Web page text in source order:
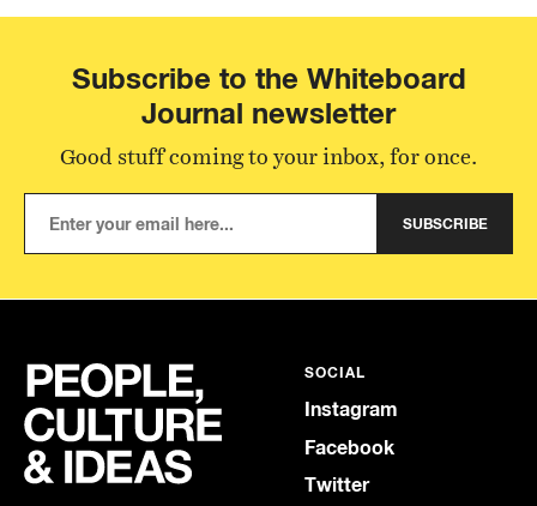
Subscribe to the Whiteboard
Journal newsletter
Good stuff coming to your inbox, for once.
SUBSCRIBE
SOCIAL
Instagram
Facebook
Twitter